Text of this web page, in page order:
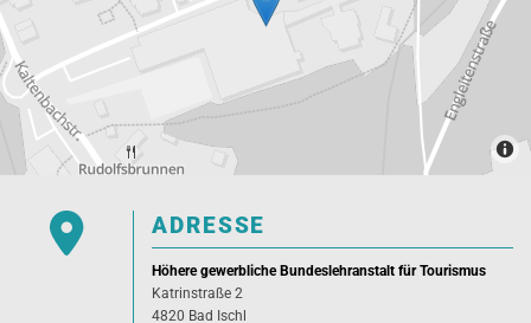
 ADRESSE
Höhere gewerbliche Bundeslehranstalt für Tourismus
Katrinstraße 2
4820 Bad Ischl